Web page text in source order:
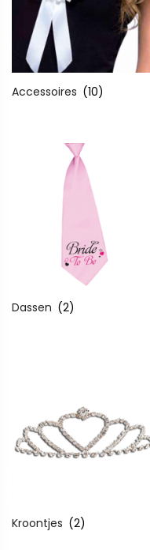
Accessoires (10)
Dassen (2)
Kroontjes (2)